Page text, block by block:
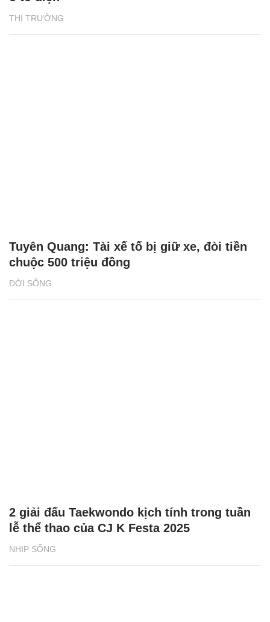
THỊ TRƯỜNG
ĐỜI SỐNG
Tuyên Quang: Tài xế tố bị giữ xe, đòi tiền
chuộc 500 triệu đồng
NHỊP SỐNG
2 giải đấu Taekwondo kịch tính trong tuần
lễ thể thao của CJ K Festa 2025